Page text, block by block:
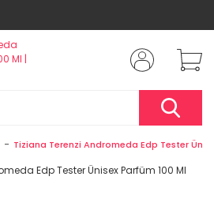
Tiziana Terenzi Andromeda Edp Tester